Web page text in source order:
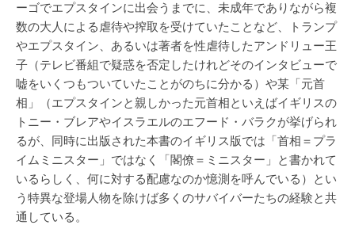
ーゴでエプスタインに出会うまでに、未成年でありながら複
数の大人による虐待や搾取を受けていたことなど、トランプ
やエプスタイン、あるいは著者を性虐待したアンドリュー王
子（テレビ番組で疑惑を否定したけれどそのインタビューで
嘘をいくつもついていたことがのちに分かる）や某「元首
相」（エプスタインと親しかった元首相といえばイギリスの
トニー・ブレアやイスラエルのエフード・バラクが挙げられ
るが、同時に出版された本書のイギリス版では「首相＝プラ
イムミニスター」ではなく「閣僚＝ミニスター」と書かれて
いるらしく、何に対する配慮なのか憶測を呼んでいる）とい
う特異な登場人物を除けば多くのサバイバーたちの経験と共
通している。